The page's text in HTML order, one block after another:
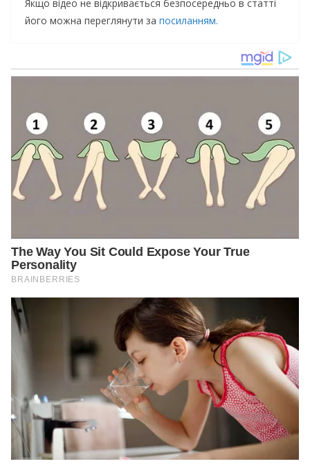
Якщо відео не відкривається безпосередньо в статті
його можна переглянути за посиланням.